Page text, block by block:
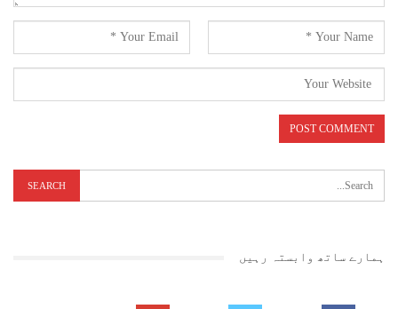
ہمارے ساتھ وابستہ رہیں